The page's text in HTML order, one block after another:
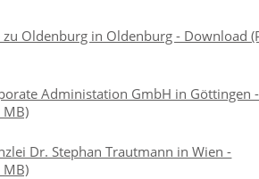
zu Oldenburg in Oldenburg - Download
Administation GmbH in Göttingen -
MB)
Dr. Stephan Trautmann in Wien -
MB)